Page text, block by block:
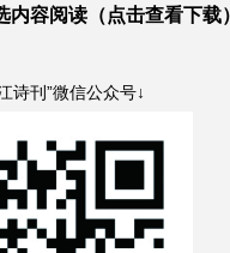
内容阅读（点击查看下载
诗刊”微信公众号↓